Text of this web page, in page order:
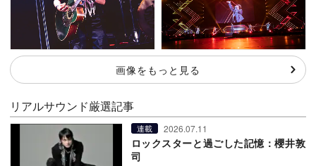
画像をもっと見る
リアルサウンド厳選記事
連載 2026.07.11
ロックスターと過ごした記憶：櫻井敦
司